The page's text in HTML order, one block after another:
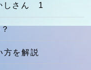
しさん 1
を解説